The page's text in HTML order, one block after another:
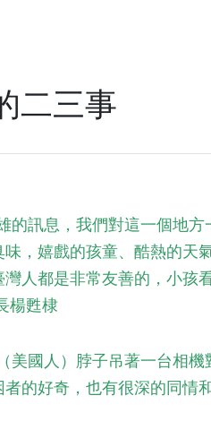
二三事
的訊息，我們對這一個地方
，嬉戲的孩童、酷熱的天
人都是非常友善的，小孩
楊甦棣
國人）脖子吊著一台相機
的好奇，也有很深的同情